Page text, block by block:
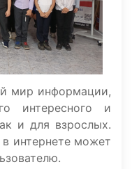
мир информации,
интересного и
и для взрослых.
интернете может